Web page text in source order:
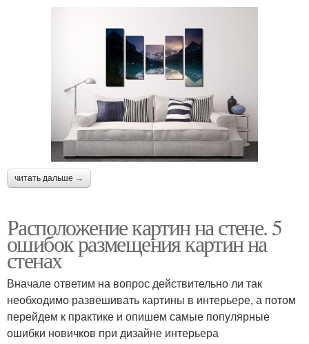
читать дальше →
Расположение картин на стене. 5
ошибок размещения картин на
стенах
Вначале ответим на вопрос действительно ли так
необходимо развешивать картины в интерьере, а потом
перейдем к практике и опишем самые популярные
ошибки новичков при дизайне интерьера